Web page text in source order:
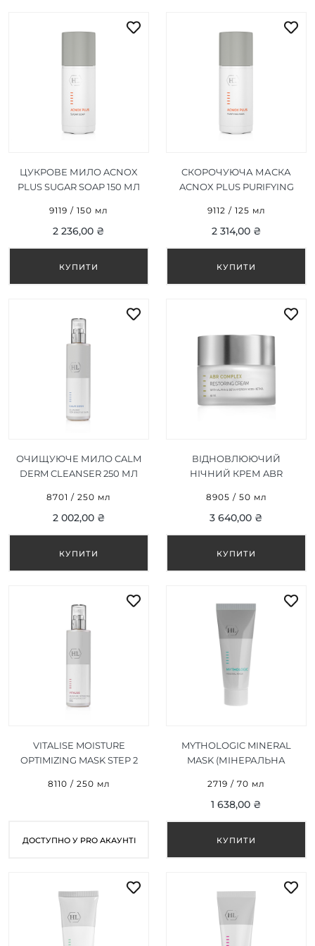
ЦУКРОВЕ МИЛО ACNOX
PLUS SUGAR SOAP 150 МЛ
9119 / 150 мл
2 236,00 ₴
CКОРОЧУЮЧА МАСКА
ACNOX PLUS PURIFYING
9112 / 125 мл
2 314,00 ₴
ОЧИЩУЮЧЕ МИЛО CALM
DERM CLEANSER 250 МЛ
8701 / 250 мл
2 002,00 ₴
ВІДНОВЛЮЮЧИЙ
НІЧНИЙ КРЕМ ABR
CREAM 50 МЛ
8905 / 50 мл
3 640,00 ₴
VITALISE MOISTURE
OPTIMIZING MASK STEP 2
ФАЗА 2) 250 МЛ
8110 / 250 мл
ДОСТУПНО У PRO АКАУНТІ
MYTHOLOGIC MINERAL
MASK (МІНЕРАЛЬНА
2719 / 70 мл
1 638,00 ₴